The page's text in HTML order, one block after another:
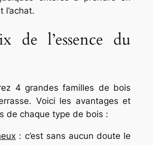
l’achat.
de l’essence du
4 grandes familles de bois
Voici les avantages et
de chaque type de bois :
: c’est sans aucun doute le